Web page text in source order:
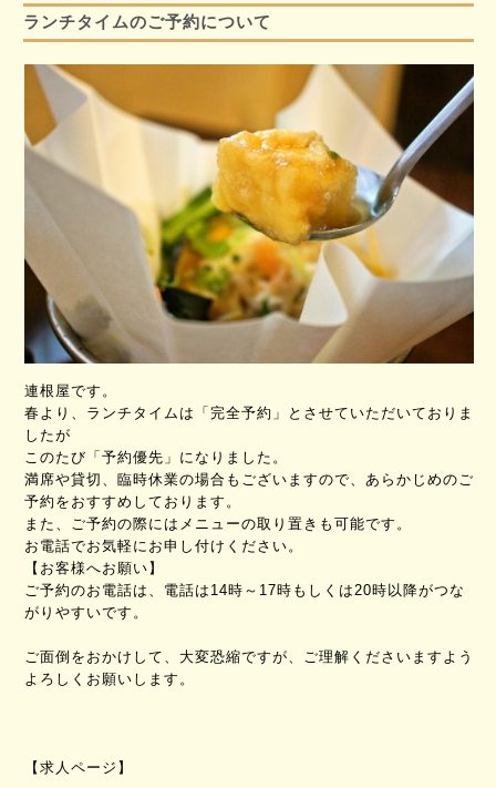
ランチタイムのご予約について
連根屋です。
春より、ランチタイムは「完全予約」とさせていただいておりま
したが
このたび「予約優先」になりました。
満席や貸切、臨時休業の場合もございますので、あらかじめのご
予約をおすすめしております。
また、ご予約の際にはメニューの取り置きも可能です。
お電話でお気軽にお申し付けください。
【お客様へお願い】
ご予約のお電話は、電話は14時～17時もしくは20時以降がつな
がりやすいです。
ご面倒をおかけして、大変恐縮ですが、ご理解くださいますよう
よろしくお願いします。
【求人ページ】